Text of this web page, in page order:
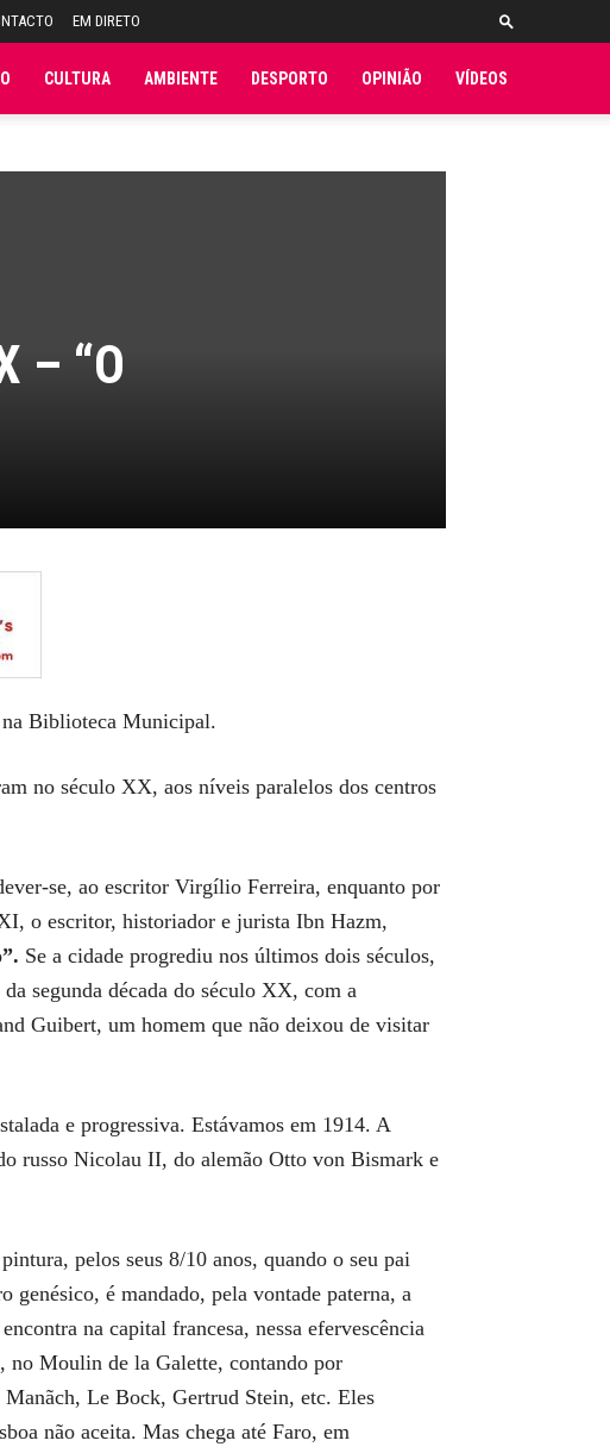
EM DIRETO
CULTURA AMBIENTE DESPORTO OPINIÃO VÍDEOS
– “O
Biblioteca Municipal.
no século XX, aos níveis paralelos dos centros
se, ao escritor Virgílio Ferreira, enquanto por
o escritor, historiador e jurista Ibn Hazm,
Se a cidade progrediu nos últimos dois séculos,
segunda década do século XX, com a
Guibert, um homem que não deixou de visitar
e progressiva. Estávamos em 1914. A
russo Nicolau II, do alemão Otto von Bismark e
pelos seus 8/10 anos, quando o seu pai
é mandado, pela vontade paterna, a
na capital francesa, nessa efervescência
no Moulin de la Galette, contando por
Le Bock, Gertrud Stein, etc. Eles
não aceita. Mas chega até Faro, em